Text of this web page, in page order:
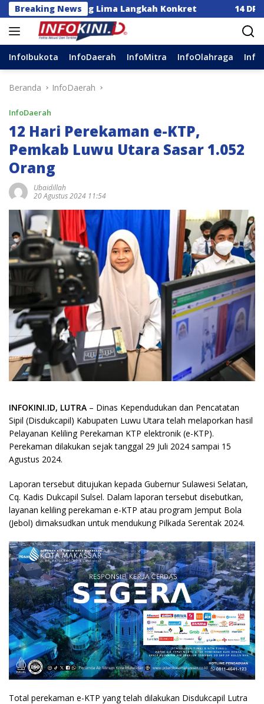
Langsung
ke
konten
Breaking News
Lima Langkah Konkret 14 DPC Terima SK
InfoIbukota InfoDaerah InfoMitra InfoOlahraga
Beranda InfoDaerah
InfoDaerah
12 Hari Perekaman e-KTP,
Pemkab Luwu Utara Sasar 1.052
Orang
Ubaidillah
20 Agustus 2024 11:54
INFOKINI.ID, LUTRA – Dinas Kependudukan dan Pencatatan
Sipil (Disdukcapil) Kabupaten Luwu Utara telah melaporkan hasil
Pelayanan Keliling Perekaman KTP elektronik (e-KTP).
Perekaman dilakukan sejak tanggal 29 Juli 2024 sampai 15
Agustus 2024.
Laporan tersebut ditujukan kepada Gubernur Sulawesi Selatan,
Cq. Kadis Dukcapil Sulsel. Dalam laporan tersebut disebutkan,
layanan keliling perekaman e-KTP atau program Jemput Bola
(Jebol) dimaksudkan untuk mendukung Pilkada Serentak 2024.
Total perekaman e-KTP yang telah dilakukan Disdukcapil Lutra